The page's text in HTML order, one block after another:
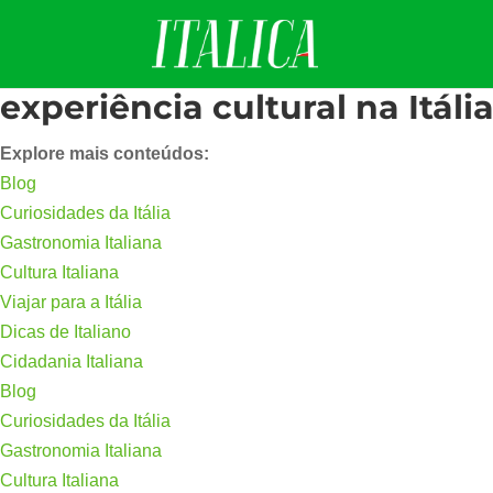
experiência cultural na Itália
Explore mais conteúdos:
Blog
Curiosidades da Itália
Gastronomia Italiana
Cultura Italiana
Viajar para a Itália
Dicas de Italiano
Cidadania Italiana
Blog
Curiosidades da Itália
Gastronomia Italiana
Cultura Italiana